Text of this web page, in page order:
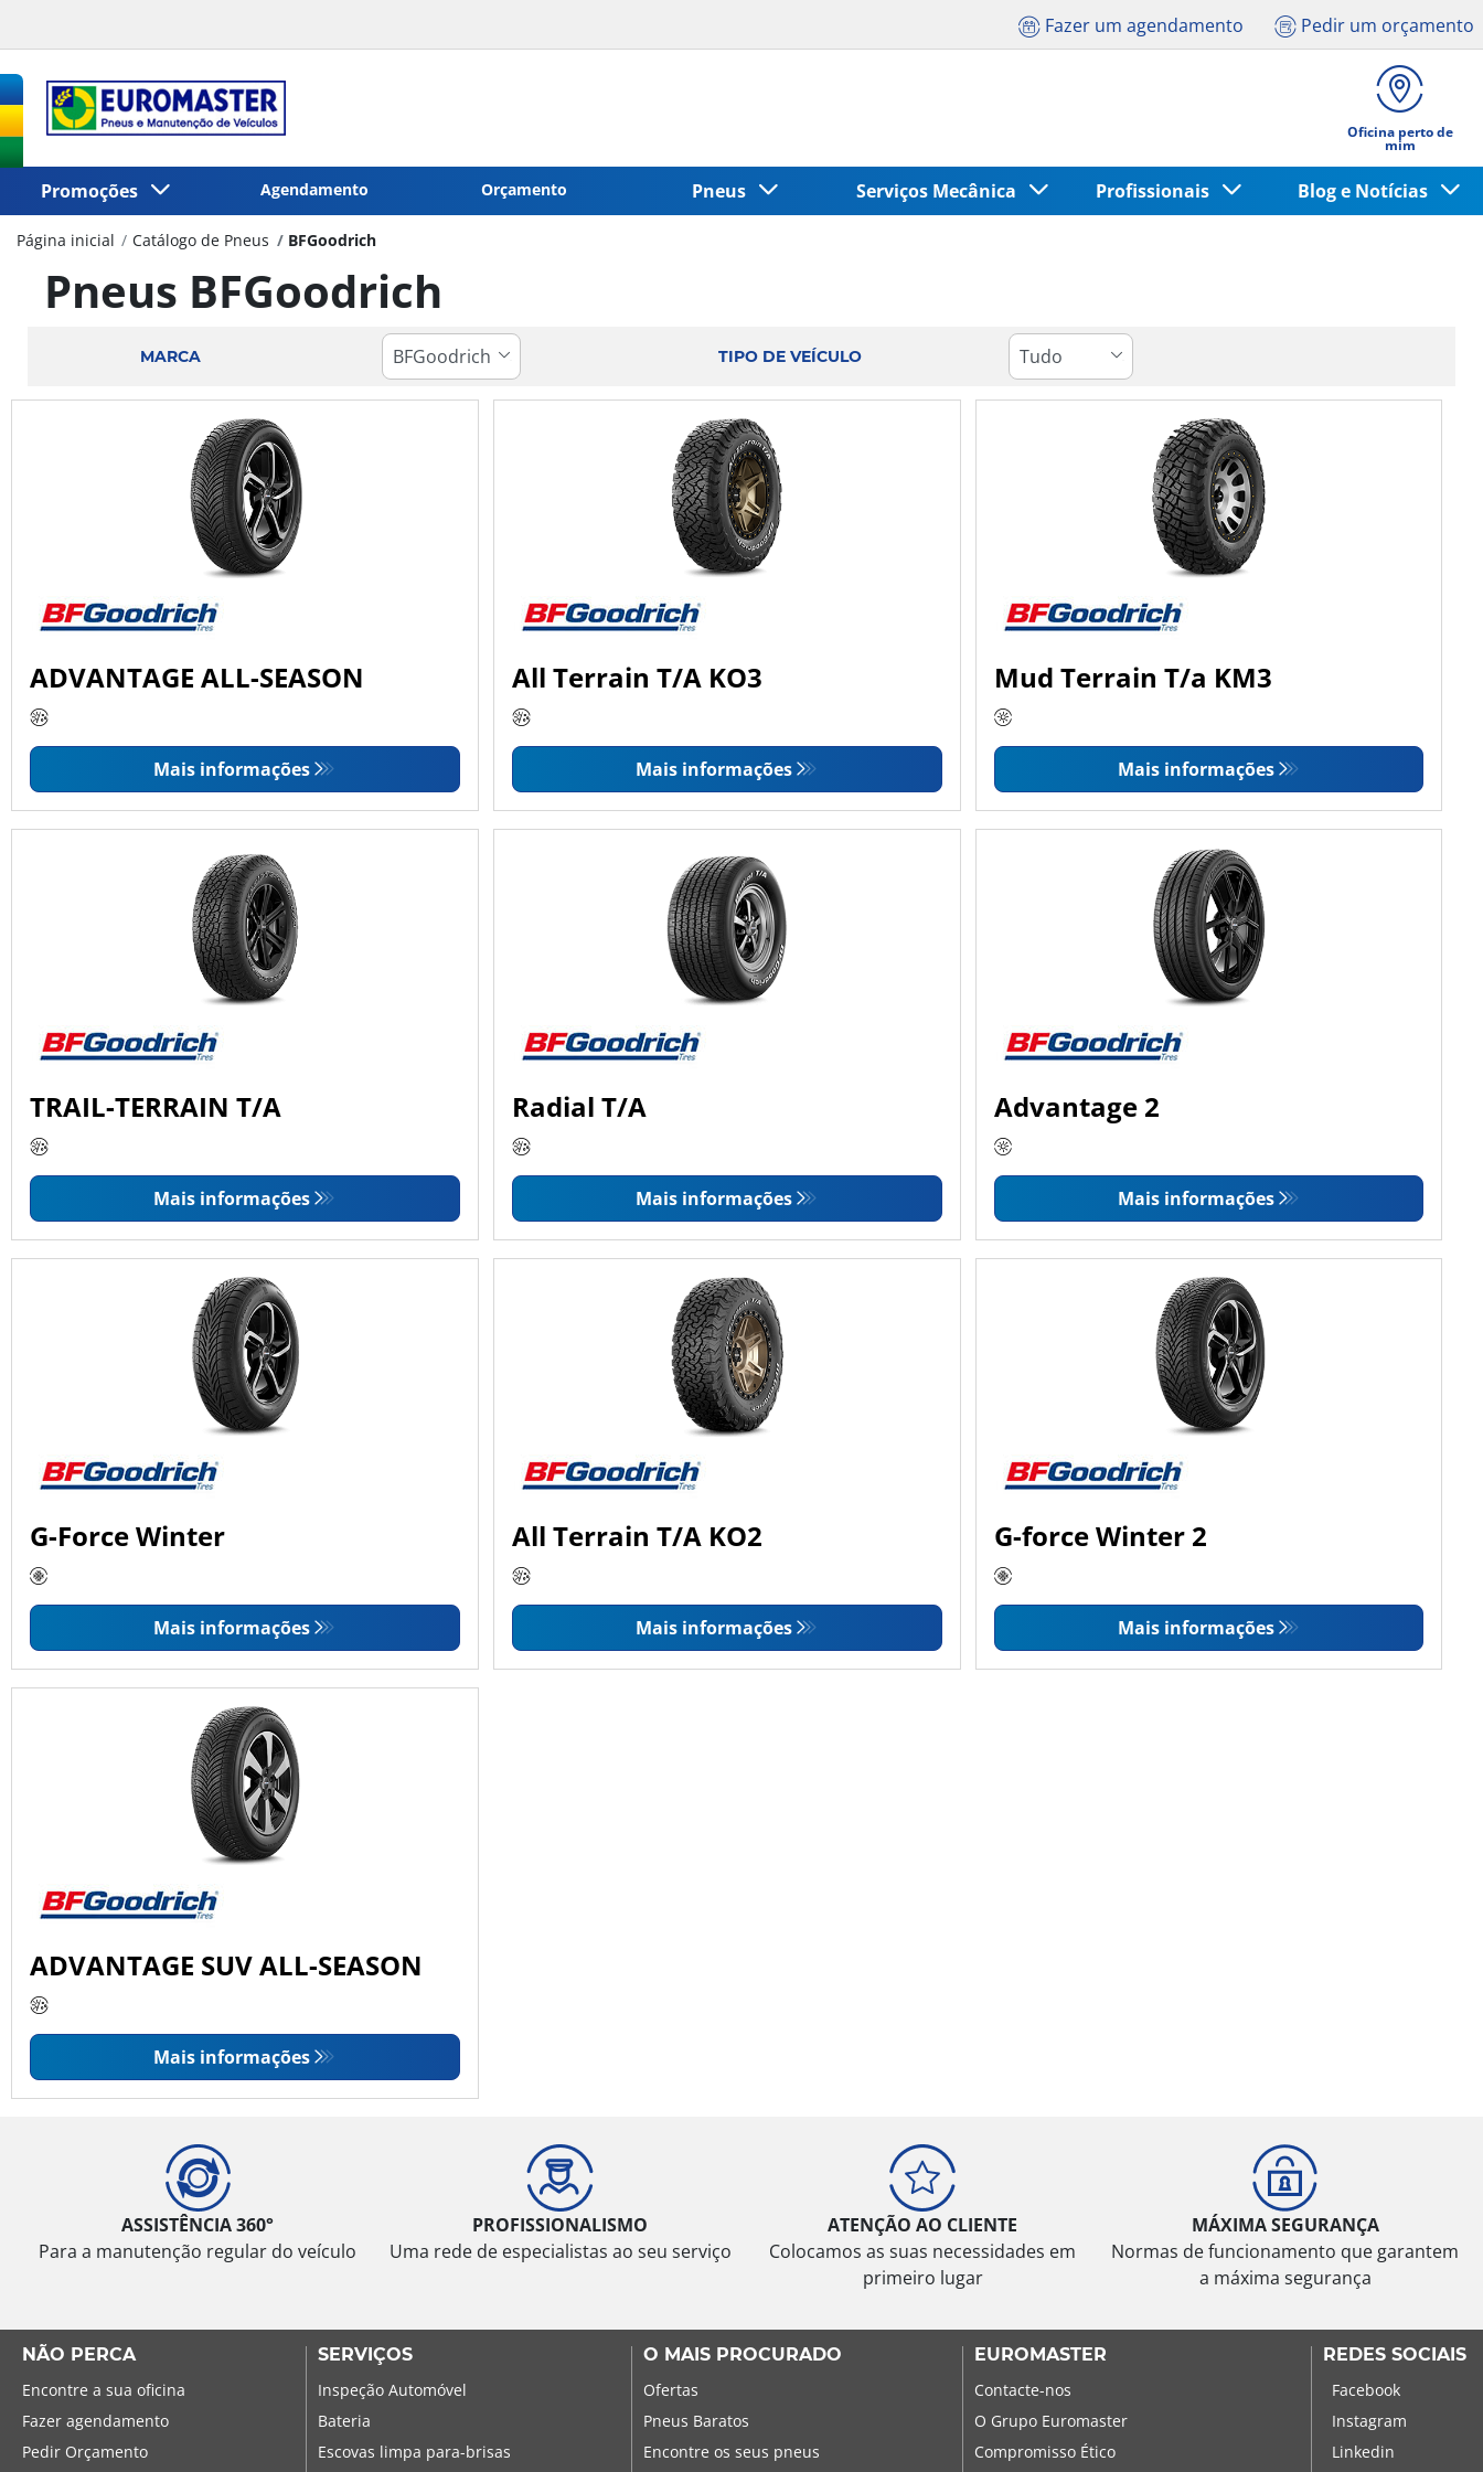
Fazer um agendamento Pedir um orçamento
Oficina perto de
mim
Promoções Agendamento Orçamento Pneus Serviços Mecânica Profissionais Blog e Notícias
Página inicial Catálogo de Pneus BFGoodrich
Pneus BFGoodrich
MARCA TIPO DE VEÍCULO
ADVANTAGE ALL-SEASON
Mais informações
All Terrain T/A KO3
Mais informações
Mud Terrain T/a KM3
Mais informações
TRAIL-TERRAIN T/A
Mais informações
Radial T/A
Mais informações
Advantage 2
Mais informações
G-Force Winter
Mais informações
All Terrain T/A KO2
Mais informações
G-force Winter 2
Mais informações
ADVANTAGE SUV ALL-SEASON
Mais informações
ASSISTÊNCIA 360°
Para a manutenção regular do veículo
PROFISSIONALISMO
Uma rede de especialistas ao seu serviço
ATENÇÃO AO CLIENTE
Colocamos as suas necessidades em
primeiro lugar
MÁXIMA SEGURANÇA
Normas de funcionamento que garantem
a máxima segurança
NÃO PERCA
Encontre a sua oficina
Fazer agendamento
Pedir Orçamento
SERVIÇOS
Inspeção Automóvel
Bateria
Escovas limpa para-brisas
O MAIS PROCURADO
Ofertas
Pneus Baratos
Encontre os seus pneus
EUROMASTER
Contacte-nos
O Grupo Euromaster
Compromisso Ético
REDES SOCIAIS
Facebook
Instagram
Linkedin